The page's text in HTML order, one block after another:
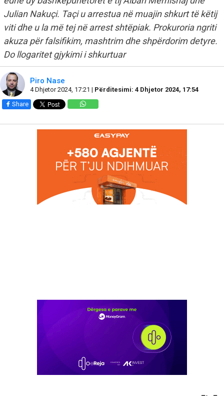
Julian Nakuçi. Taçi u arrestua në muajin shkurt të këtij
viti dhe u la më tej në arrest shtëpiak. Prokuroria ngriti
akuza për falsifikim, mashtrim dhe shpërdorim detyre.
Do llogaritet gjykimi i shkurtuar
Piro Nase
4 Dhjetor 2024, 17:21 | Përditesimi: 4 Dhjetor 2024, 17:54
Share